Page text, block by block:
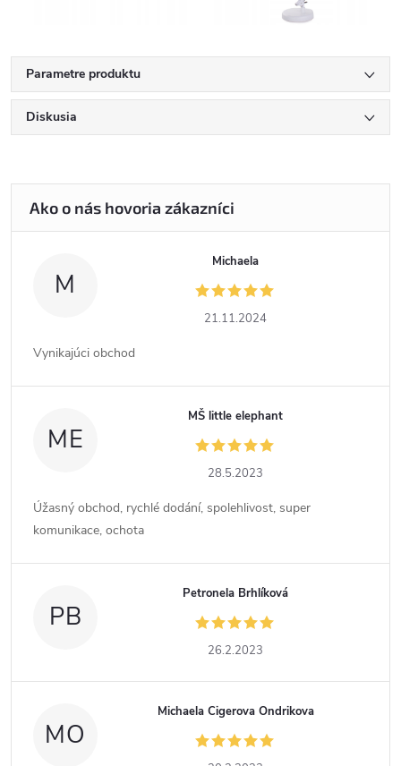
Parametre produktu
Diskusia
M
Michaela
21.11.2024
Vynikajúci obchod
ME
MŠ little elephant
28.5.2023
Úžasný obchod, rychlé dodání, spolehlivost, super
komunikace, ochota
PB
Petronela Brhlíková
26.2.2023
MO
Michaela Cigerova Ondrikova